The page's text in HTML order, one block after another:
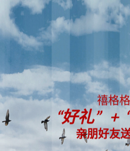
禧格
“好礼” +
亲朋好友